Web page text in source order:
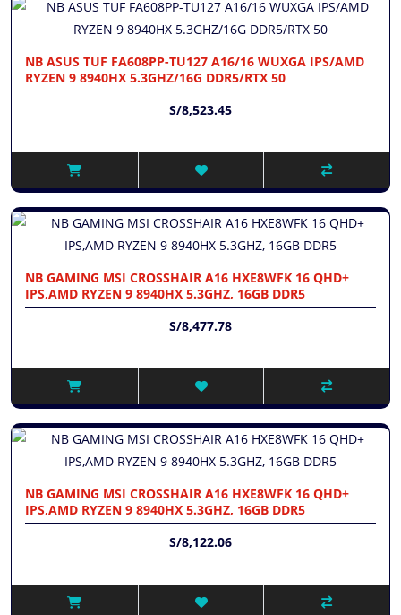
NB ASUS TUF FA608PP-TU127 A16/16 WUXGA IPS/AMD
RYZEN 9 8940HX 5.3GHZ/16G DDR5/RTX 50
S/8,523.45
NB GAMING MSI CROSSHAIR A16 HXE8WFK 16 QHD+
IPS,AMD RYZEN 9 8940HX 5.3GHZ, 16GB DDR5
S/8,477.78
NB GAMING MSI CROSSHAIR A16 HXE8WFK 16 QHD+
IPS,AMD RYZEN 9 8940HX 5.3GHZ, 16GB DDR5
S/8,122.06